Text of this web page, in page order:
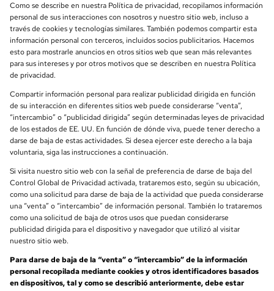
Como se describe en nuestra Política de privacidad, recopilamos información
personal de sus interacciones con nosotros y nuestro sitio web, incluso a
través de cookies y tecnologías similares. También podemos compartir esta
información personal con terceros, incluidos socios publicitarios. Hacemos
esto para mostrarle anuncios en otros sitios web que sean más relevantes
para sus intereses y por otros motivos que se describen en nuestra Política
de privacidad.
Compartir información personal para realizar publicidad dirigida en función
de su interacción en diferentes sitios web puede considerarse “venta”,
“intercambio” o “publicidad dirigida” según determinadas leyes de privacidad
de los estados de EE. UU. En función de dónde viva, puede tener derecho a
darse de baja de estas actividades. Si desea ejercer este derecho a la baja
voluntaria, siga las instrucciones a continuación.
Si visita nuestro sitio web con la señal de preferencia de darse de baja del
Control Global de Privacidad activada, trataremos esto, según su ubicación,
como una solicitud para darse de baja de la actividad que pueda considerarse
una “venta” o “intercambio” de información personal. También lo trataremos
como una solicitud de baja de otros usos que puedan considerarse
publicidad dirigida para el dispositivo y navegador que utilizó al visitar
nuestro sitio web.
Para darse de baja de la “venta” o “intercambio” de la información
personal recopilada mediante cookies y otros identificadores basados
en dispositivos, tal y como se describió anteriormente, debe estar